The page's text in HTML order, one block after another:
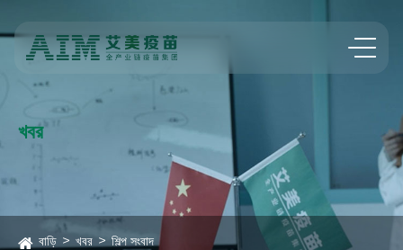
খবর
বাড়ি খবর শিল্প সংবাদ